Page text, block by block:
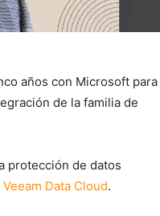
años con Microsoft para
de la familia de
protección de datos
Veeam Data Cloud.